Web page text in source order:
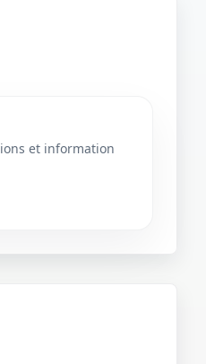
et information